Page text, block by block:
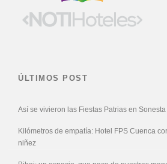
ÚLTIMOS POST
Así se vivieron las Fiestas Patrias en
Kilómetros de empatía: Hotel FPS Cuenca
niñez